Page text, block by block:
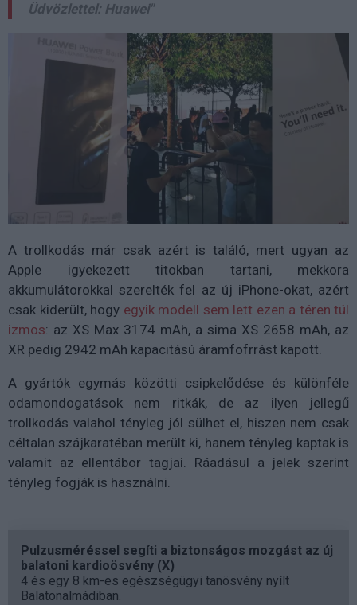
Üdvözlettel: Huawei"
A trollkodás már csak azért is találó, mert ugyan az
Apple igyekezett titokban tartani, mekkora
akkumulátorokkal szerelték fel az új iPhone-okat, azért
csak kiderült, hogy egyik modell sem lett ezen a téren túl
izmos: az XS Max 3174 mAh, a sima XS 2658 mAh, az
XR pedig 2942 mAh kapacitású áramfofrrást kapott.
A gyártók egymás közötti csipkelődése és különféle
odamondogatások nem ritkák, de az ilyen jellegű
trollkodás valahol tényleg jól sülhet el, hiszen nem csak
céltalan szájkaratéban merült ki, hanem tényleg kaptak is
valamit az ellentábor tagjai. Ráadásul a jelek szerint
tényleg fogják is használni.
Pulzusméréssel segíti a biztonságos mozgást az új
balatoni kardioösvény (X)
4 és egy 8 km-es egészségügyi tanösvény nyílt
Balatonalmádiban.